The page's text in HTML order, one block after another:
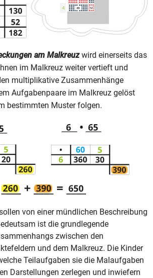
am Malkreuzwird einerseits das
im Malkreuz weiter vertieft und
multiplikative Zusammenhänge
Aufgabenpaare im Malkreuz gelöst
bestimmten Muster folgen.
von einer mündlichen Beschreibung
ist die grundlegende
zwischen den
und dem Malkreuz. Die Kinder
Teilaufgaben sie die Malaufgaben
Darstellungen zerlegen und inwiefern